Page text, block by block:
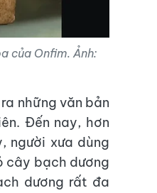
của Onfim. Ảnh:
những văn bản
Đến nay, hơn
người xưa dùng
cây bạch dương
dương rất đa